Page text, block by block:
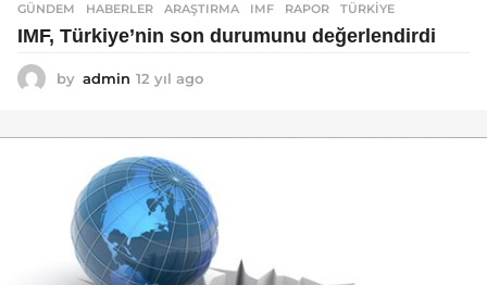
GÜNDEM ,HABERLER ARAŞTIRMA ,IMF ,RAPOR ,TÜRKIYE
IMF, Türkiye’nin son durumunu değerlendirdi
by admin 12 yıl ago
ı
a
g
o